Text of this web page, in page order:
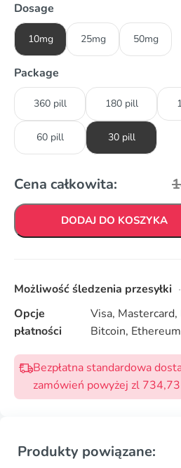
Dosage
10mg 25mg 50mg
Package
360 pill 180 pill
60 pill 30 pill
Cena całkowita:
DODAJ DO KOSZYKA
Możliwość śledzenia przesyłki
Opcje
płatności
Visa,
Bitcoin, Ethereum
Bezpłatna standardowa
zamówień powyżej zl 734,73
Produkty powiązane: